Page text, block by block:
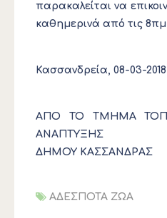
παρακαλείται να
καθημερινά από τις
Κασσανδρεία, 08-03-2018
ΑΠΟ ΤΟ ΤΜΗΜΑ
ΑΝΑΠΤΥΞΗΣ
ΔΗΜΟΥ ΚΑΣΣΑΝΔΡΑΣ
ΑΔΕΣΠΟΤΑ ΖΩΑ